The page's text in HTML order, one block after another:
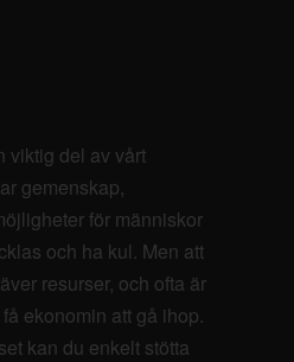
viktig del av vårt
gemenskap,
för människor
och ha kul. Men att
resurser, och ofta är
ekonomin att gå ihop.
kan du enkelt stötta